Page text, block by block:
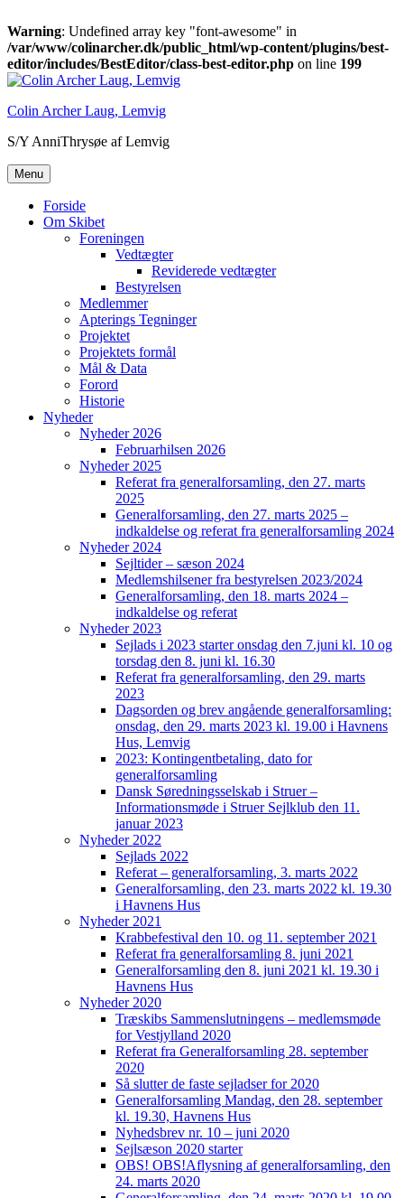
Warning: Undefined array key "font-awesome" in
/var/www/colinarcher.dk/public_html/wp-content/plugins/best-
editor/includes/BestEditor/class-best-editor.php on line 199
Videre
indhold
Colin Archer Laug, Lemvig
S/Y AnniThrysøe af Lemvig
Menu
Forside
Om Skibet
Foreningen
Vedtægter
Reviderede vedtægter
Bestyrelsen
Medlemmer
Apterings Tegninger
Projektet
Projektets formål
Mål & Data
Forord
Historie
Nyheder
Nyheder 2026
Februarhilsen 2026
Nyheder 2025
Referat fra generalforsamling, den 27. marts
2025
Generalforsamling, den 27. marts 2025 –
indkaldelse og referat fra generalforsamling 2024
Nyheder 2024
Sejltider – sæson 2024
Medlemshilsener fra bestyrelsen 2023/2024
Generalforsamling, den 18. marts 2024 –
indkaldelse og referat
Nyheder 2023
Sejlads i 2023 starter onsdag den 7.juni kl. 10 og
torsdag den 8. juni kl. 16.30
Referat fra generalforsamling, den 29. marts
2023
Dagsorden og brev angående generalforsamling:
onsdag, den 29. marts 2023 kl. 19.00 i Havnens
Hus, Lemvig
2023: Kontingentbetaling, dato for
generalforsamling
Dansk Søredningsselskab i Struer –
Informationsmøde i Struer Sejlklub den 11.
januar 2023
Nyheder 2022
Sejlads 2022
Referat – generalforsamling, 3. marts 2022
Generalforsamling, den 23. marts 2022 kl. 19.30
i Havnens Hus
Nyheder 2021
Krabbefestival den 10. og 11. september 2021
Referat fra generalforsamling 8. juni 2021
Generalforsamling den 8. juni 2021 kl. 19.30 i
Havnens Hus
Nyheder 2020
Træskibs Sammenslutningens – medlemsmøde
for Vestjylland 2020
Referat fra Generalforsamling 28. september
2020
Så slutter de faste sejladser for 2020
Generalforsamling Mandag, den 28. september
kl. 19.30, Havnens Hus
Nyhedsbrev nr. 10 – juni 2020
Sejlsæson 2020 starter
OBS! OBS!Aflysning af generalforsamling, den
24. marts 2020